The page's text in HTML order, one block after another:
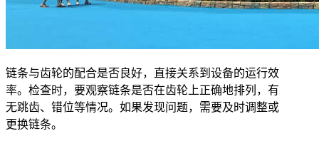
链条与齿轮的配合是否良好，直接关系到设备的运行效
率。检查时，要观察链条是否在齿轮上正确地排列，有
无跳齿、错位等情况。如果发现问题，需要及时调整或
更换链条。